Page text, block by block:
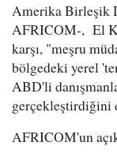
Amerika Birleşik
AFRICOM-, El
karşı, "meşru
bölgedeki yerel
ABD'li
gerçekleştirdiğini
AFRICOM'un